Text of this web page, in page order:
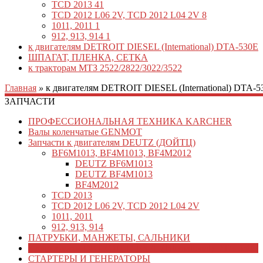
TCD 2013 41
TCD 2012 L06 2V, TCD 2012 L04 2V 8
1011, 2011 1
912, 913, 914 1
к двигателям DETROIT DIESEL (International) DTA-530E
ШПАГАТ, ПЛЕНКА, СЕТКА
к тракторам МТЗ 2522/2822/3022/3522
Главная » к двигателям DETROIT DIESEL (International) DTA-
ЗАПЧАСТИ
ПРОФЕССИОНАЛЬНАЯ ТЕХНИКА KARCHER
Валы коленчатые GENMOT
Запчасти к двигателям DEUTZ (ДОЙТЦ)
BF6M1013, BF4M1013, BF4M2012
DEUTZ BF6M1013
DEUTZ BF4M1013
BF4M2012
TCD 2013
TCD 2012 L06 2V, TCD 2012 L04 2V
1011, 2011
912, 913, 914
ПАТРУБКИ, МАНЖЕТЫ, САЛЬНИКИ
СТАРТЕРЫ И ГЕНЕРАТОРЫ